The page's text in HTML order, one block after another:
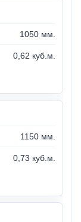
1050 мм.
0,62 куб.м.
1150 мм.
0,73 куб.м.